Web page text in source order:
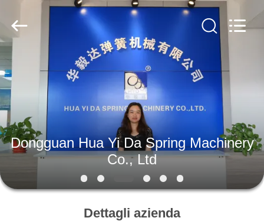
CASA
PRODOTTI
CIRCA
NOI
GIRO
Spring
Co.,
Reserved.
Dongguan Hua Yi Da Spring Machinery
Co., Ltd
Dettagli azienda